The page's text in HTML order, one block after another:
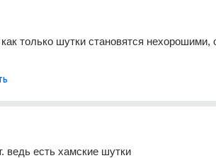
только шутки становятся
ведь есть хамские шутки